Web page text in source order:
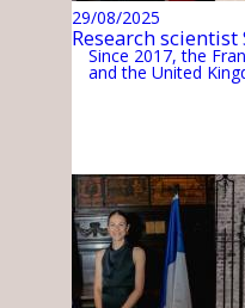
29/08/2025
Research
Since 2017, the
and the United